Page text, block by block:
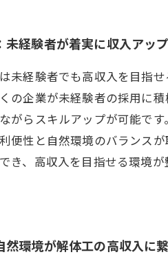
経験者が着実に収入アッ
未経験者でも高収入を目指
の企業が未経験者の採用に
がらスキルアップが可能で
便性と自然環境のバランス
き、高収入を目指せる環境
然環境が解体工の高収入に